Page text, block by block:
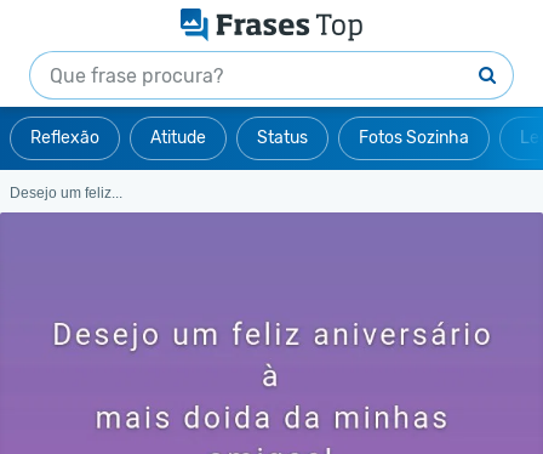
Reflexão Atitude Status Fotos Sozinha
Desejo um feliz...